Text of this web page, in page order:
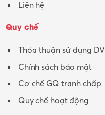
Y tế-Dược
Liên hệ
Quy chế
Thỏa thuận sử dụng DV
Chính sách bảo mật
Cơ chế GQ tranh chấp
Quy chế hoạt động